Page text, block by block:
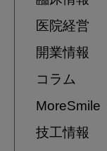
医院経営
開業情報
コラム
MoreSmile
技工情報